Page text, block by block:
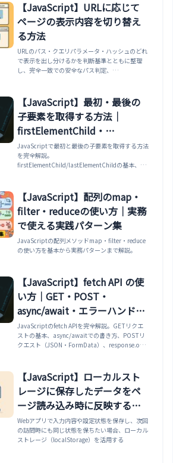
【JavaScript】URLに応じて
ページの表示内容を切り替え
る方法
URLのパス・クエリパラメータ・ハッシュのどれ
で表示を出し分けるかを判断基準とともに整理
し、完全一致での安全なパス判定、
実装コードで解説します。
【JavaScript】最初・最後の
子要素を取得する方法｜
firstElementChild・
lastElementChild・firstChild
との違い・CSS :first-child ま
JavaScriptで最初と最後の子要素を取得する方法
を完全解説。
firstElementChild/lastElementChildの基本、
querySelector(:first-child/:last-child)、子要素
が存在しない場合のnullチェック、CSSの:first-
child/:last-child/:first-of-type/:last-of-typeと
の使い分け、リストの先頭/末尾操作・テーブル
のヘッダー/フッター取得・パンくずリストの実
務パターンまで網羅。
【JavaScript】配列のmap・
filter・reduceの使い方｜実務
で使える実践パターン集
JavaScriptの配列メソッドmap・filter・reduce
の使い方を基本から実務パターンまで解説。
【JavaScript】fetch API の使
い方｜GET・POST・
async/await・エラーハンドリ
ング・AbortController・実務
パターンまで解説
JavaScriptのfetch APIを完全解説。GETリクエ
ストの基本、async/awaitでの書き方、POSTリ
クエスト（JSON・FormData）、response.ok
AbortControllerによるリクエストキャンセルと
タイムアウト、レスポンスの型（json・text・
blob）、CORS・credentials・headers、APIデ
ータの取得と表示・フォーム送信・ファイルアッ
プロードの実務パターンまで網羅。
【JavaScript】ローカルスト
レージに保存したデータをペ
ージ読み込み時に反映する方
法
Webアプリで入力内容や設定状態を保存し、次回
の訪問時にも同じ状態を保ちたい場合、ローカル
ストレージ（localStorage）を活用する